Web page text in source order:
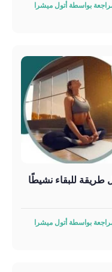
بواسطة أتول ميشرا
طريقة للبقاء نشيطًا
بواسطة أتول ميشرا